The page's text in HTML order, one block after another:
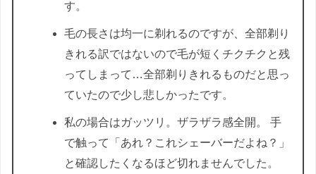
す。
毛の長さは均一に剃れるのですが、全部剃り
きれる訳ではないので毛が短くチクチクと残
ってしまって…全部剃りきれるものだと思っ
ていたので少し悲しかったです。
私の場合はガッツリ。ザラザラ感全開。 手
で触って「あれ？これシェーバーだよね？」
と確認したくなるほど切れませんでした。